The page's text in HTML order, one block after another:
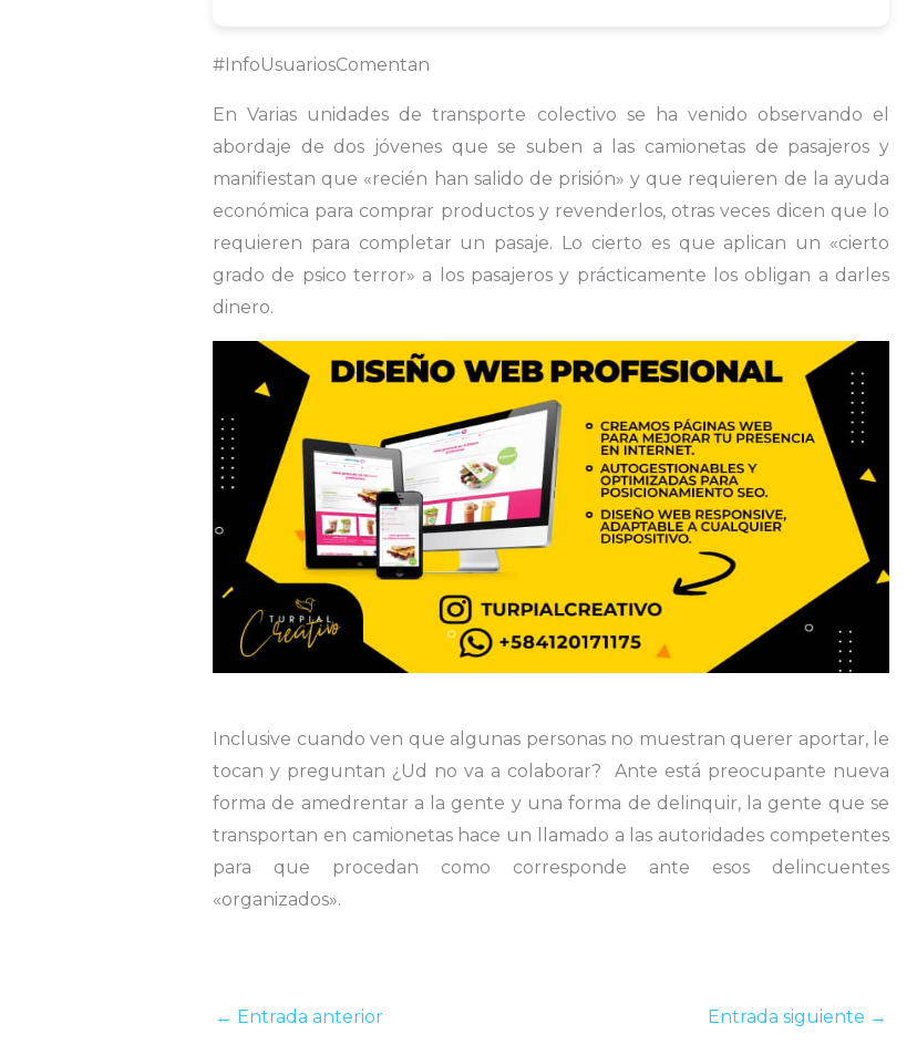
#InfoUsuariosComentan
En Varias unidades de transporte colectivo se ha venido observando el
abordaje de dos jóvenes que se suben a las camionetas de pasajeros y
manifiestan que «recién han salido de prisión» y que requieren de la ayuda
económica para comprar productos y revenderlos, otras veces dicen que lo
requieren para completar un pasaje. Lo cierto es que aplican un «cierto
grado de psico terror» a los pasajeros y prácticamente los obligan a darles
dinero.
Inclusive cuando ven que algunas personas no muestran querer aportar, le
tocan y preguntan ¿Ud no va a colaborar? Ante está preocupante nueva
forma de amedrentar a la gente y una forma de delinquir, la gente que se
transportan en camionetas hace un llamado a las autoridades competentes
para que procedan como corresponde ante esos delincuentes
«organizados».
← Entrada anterior Entrada siguiente →